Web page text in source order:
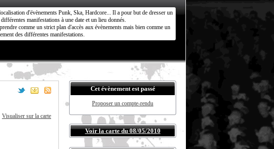
d'évènements Punk, Ska, Hardcore... Il a pour but de dresser un
manifestations à une date et un lieu donnés.
comme un strict plan d'accès aux évènements mais bien comme un
des différentes manifestations.
Visualiser sur la carte
Cet évènement est passé
Proposer un compte-rendu
Voir la carte du 08/05/2010